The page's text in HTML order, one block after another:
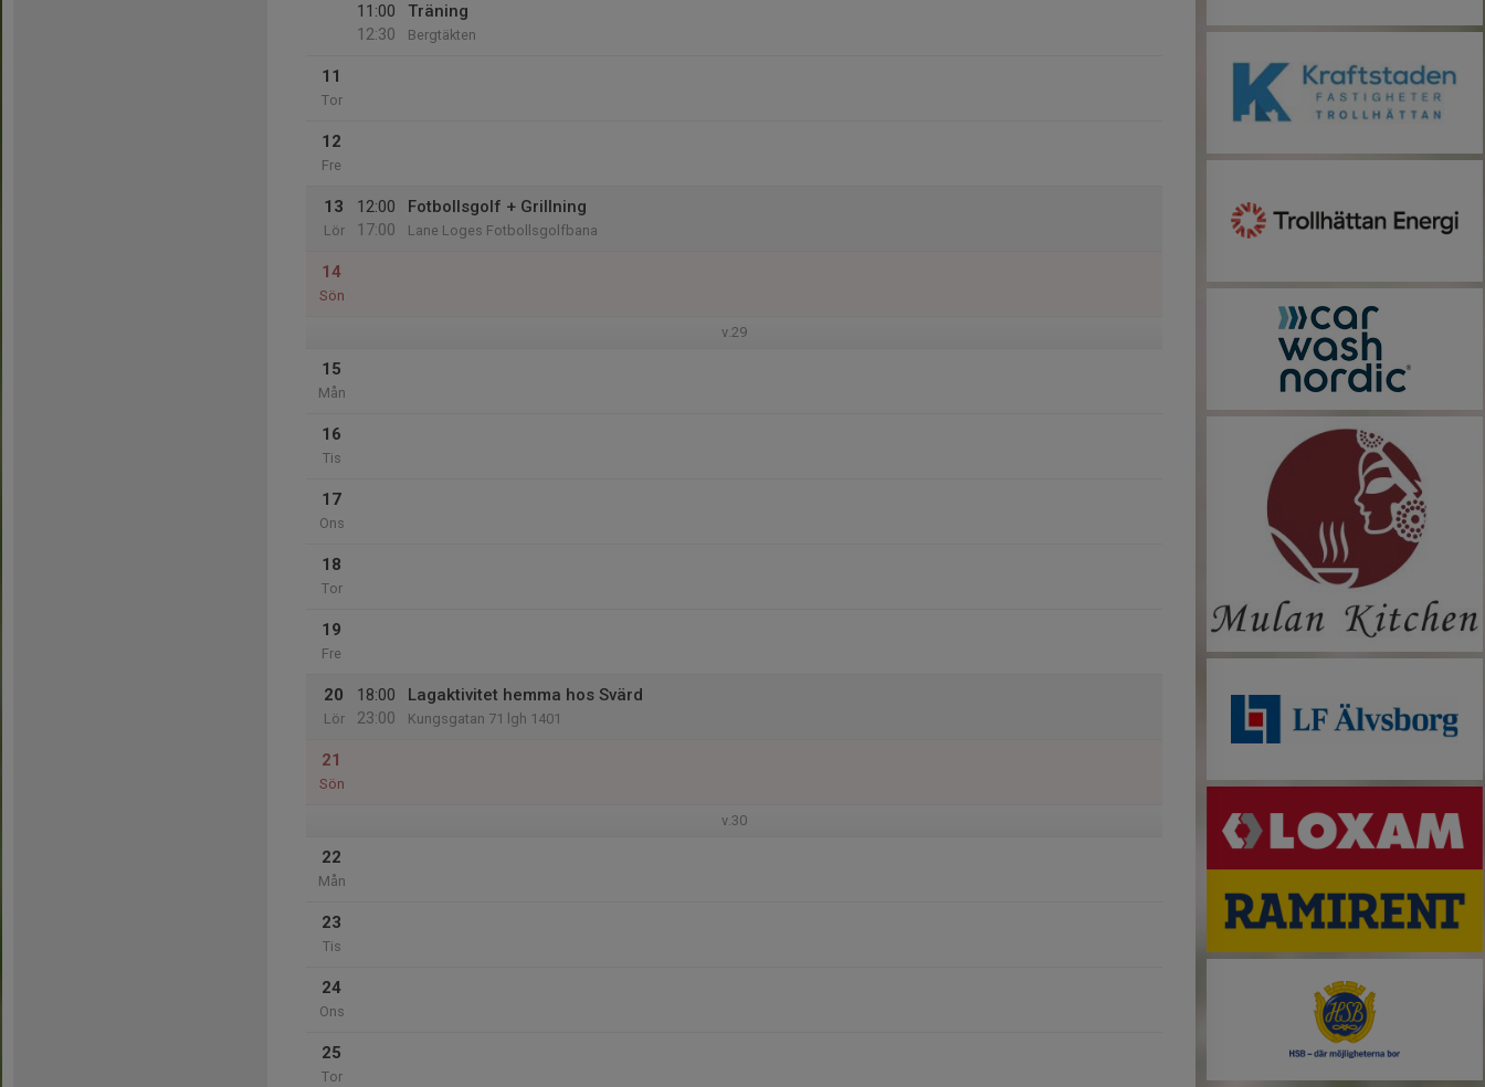
11:00
12:30
Träning
Bergtäkten
11
Tor
12
Fre
13
Lör
12:00
17:00
Fotbollsgolf + Grillning
Lane Loges Fotbollsgolfbana
14
Sön
v.29
15
Mån
16
Tis
17
Ons
18
Tor
19
Fre
20
Lör
18:00
23:00
Lagaktivitet hemma hos Svärd
Kungsgatan 71 lgh 1401
21
Sön
v.30
22
Mån
23
Tis
24
Ons
25
Tor